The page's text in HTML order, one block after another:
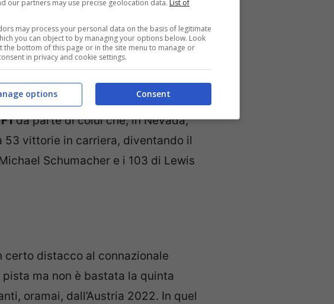
stagione e il ventesimo podio.
da parte di colui che, in Nevada,
53 vittorie in carriera, diventando il
Schumacher e i 103 di Lewis
certo distacco al connazionale
ma non è bastata la quinta
oramai, dall’Austria 2022. In quel
our partners may use precise geolocation data. List of
may process your personal data on the basis of legitimate
you can object to by managing your options below. Look
the bottom of this page or in the site menu to manage or
in privacy and cookie settings.
Consent
options